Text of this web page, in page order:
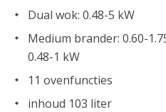
Dual wok: 0.48-5 kW
Medium brander: 0.60-
0.48-1 kW
11 ovenfuncties
inhoud 103 liter